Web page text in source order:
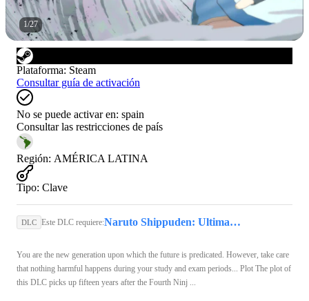
1/27
Plataforma: Steam
Consultar guía de activación
No se puede activar en: spain
Consultar las restricciones de país
Región: AMÉRICA LATINA
Tipo: Clave
DLC Este DLC requiere: Naruto Shippuden: Ultimate Ninja Storm 4 (PC) - Steam Key - GLOBAL
You are the new generation upon which the future is predicated. However, take care
that nothing harmful happens during your study and exam periods... Plot The plot of
this DLC picks up fifteen years after the Fourth Ninj ...